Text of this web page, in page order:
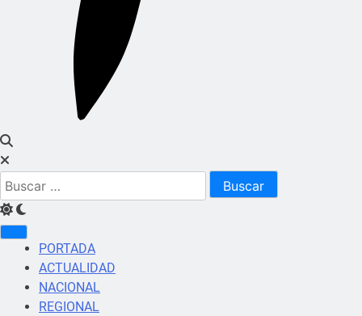
Buscar:
PORTADA
ACTUALIDAD
NACIONAL
REGIONAL